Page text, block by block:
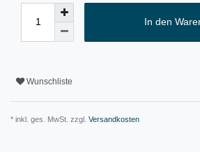
In den
Wunschliste
* inkl. ges. MwSt. zzgl. Versandkosten